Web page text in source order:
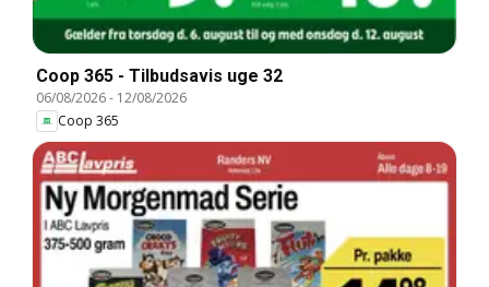
Coop 365 - Tilbudsavis uge 32
06/08/2026- 12/08/2026
Coop 365